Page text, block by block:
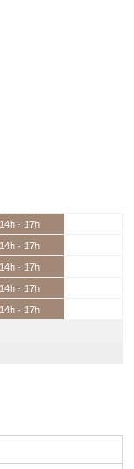
14h - 17h
14h - 17h
14h - 17h
14h - 17h
14h - 17h